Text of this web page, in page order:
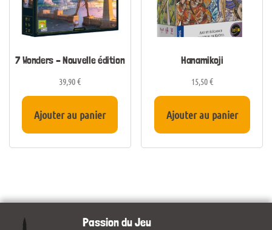
7 Wonders – Nouvelle édition
39,90€
Ajouter au panier
Hanamikoji
15,50€
Ajouter au panier
Passion du Jeu